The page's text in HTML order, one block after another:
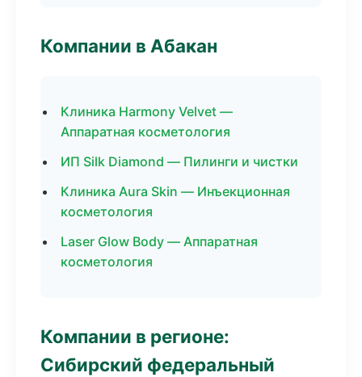
Компании в Абакан
Клиника Harmony Velvet —
Аппаратная косметология
ИП Silk Diamond — Пилинги и чистки
Клиника Aura Skin — Инъекционная
косметология
Laser Glow Body — Аппаратная
косметология
Компании в регионе:
Сибирский федеральный